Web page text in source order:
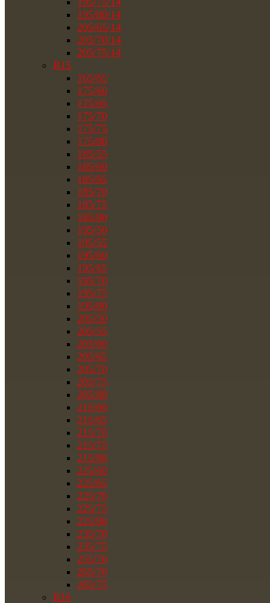
195/80/14
205/65/14
205/70/14
205/75/14
R15
165/65
175/60
175/65
175/70
175/75
175/80
185/55
185/60
185/65
185/70
185/75
185/80
195/50
195/55
195/60
195/65
195/70
195/75
195/80
205/50
205/55
205/60
205/65
205/70
205/75
205/80
215/60
215/65
215/70
215/75
215/80
225/60
225/65
225/70
225/75
225/80
235/70
235/75
255/70
265/70
265/75
R16